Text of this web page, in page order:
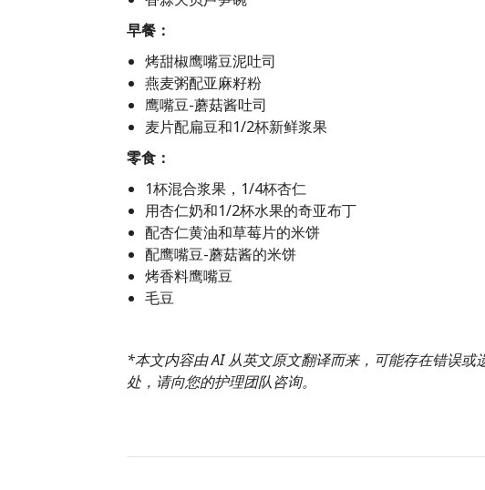
早餐：
烤甜椒鹰嘴豆泥吐司
燕麦粥配亚麻籽粉
鹰嘴豆-蘑菇酱吐司
麦片配扁豆和1/2杯新鲜浆果
零食：
1杯混合浆果，1/4杯杏仁
用杏仁奶和1/2杯水果的奇亚布丁
配杏仁黄油和草莓片的米饼
配鹰嘴豆-蘑菇酱的米饼
烤香料鹰嘴豆
毛豆
*本文内容由 AI 从英文原文翻译而来，可能存在错误
处，请向您的护理团队咨询。